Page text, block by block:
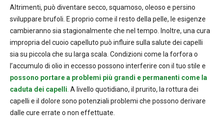
Altrimenti, può diventare secco, squamoso, oleoso e persino
sviluppare brufoli. E proprio come il resto della pelle, le esigenze
cambieranno sia stagionalmente che nel tempo. Inoltre, una cura
impropria del cuoio capelluto può influire sulla salute dei capelli
sia su piccola che su larga scala. Condizioni come la forfora o
l’accumulo di olio in eccesso possono interferire con il tuo stile e
possono portare a problemi più grandi e permanenti come la
caduta dei capelli A livello quotidiano, il prurito, la rottura dei
capelli e il dolore sono potenziali problemi che possono derivare
dalle cure errate o non effettuate.